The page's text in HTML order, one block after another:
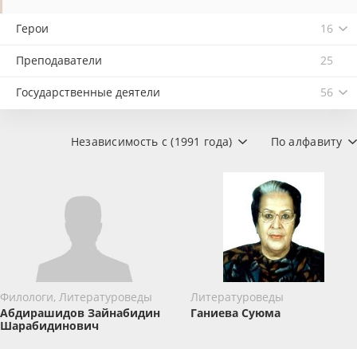
Герои 16
Преподаватели 25
Государственные деятели 56
По алфавиту
Независимость с (1991 года)
Филологи, Литературоведы
Абдирашидов Зайнабидин
Шарабидинович
Литературоведы
Ганиева Суюма